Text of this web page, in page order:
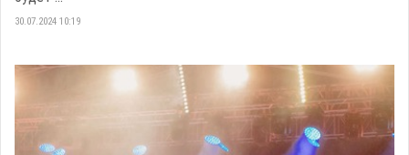
30.07.2024 10:19